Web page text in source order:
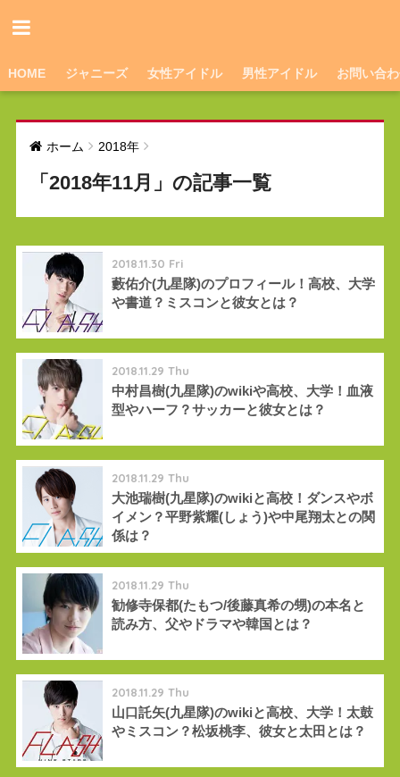
HOME ジャニーズ 女性アイドル 男性アイドル お問い合
ホーム 2018年
「2018年11月」の記事一覧
2018.11.30 Fri
藪佑介(九星隊)のプロフィール！高校、大学
や書道？ミスコンと彼女とは？
2018.11.29 Thu
中村昌樹(九星隊)のwikiや高校、大学！血液
型やハーフ？サッカーと彼女とは？
2018.11.29 Thu
大池瑞樹(九星隊)のwikiと高校！ダンスやボ
イメン？平野紫耀(しょう)や中尾翔太との関
係は？
2018.11.29 Thu
勧修寺保都(たもつ/後藤真希の甥)の本名と
読み方、父やドラマや韓国とは？
2018.11.29 Thu
山口託矢(九星隊)のwikiと高校、大学！太鼓
やミスコン？松坂桃李、彼女と太田とは？